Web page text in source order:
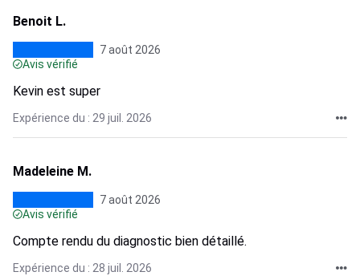
Benoit L.
7 août 2026
Avis vérifié
Kevin est super
Expérience du : 29 juil. 2026
Madeleine M.
7 août 2026
Avis vérifié
Compte rendu du diagnostic bien détaillé.
Expérience du : 28 juil. 2026